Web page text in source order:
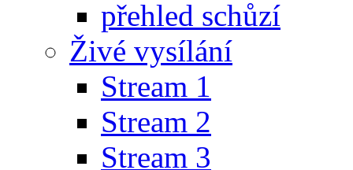
přehled schůzí
Živé vysílání
Stream 1
Stream 2
Stream 3